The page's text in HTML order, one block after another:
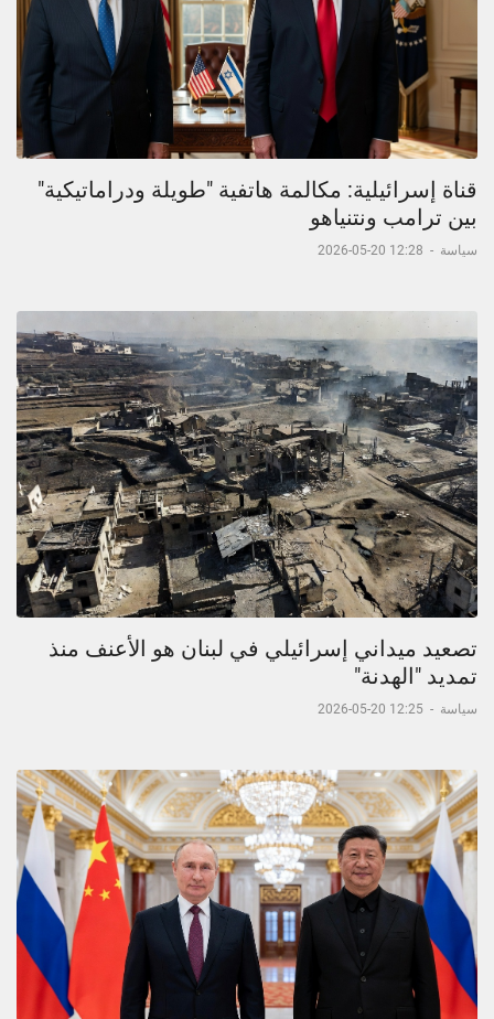
قناة إسرائيلية: مكالمة هاتفية "طويلة ودراماتيكية"
بين ترامب ونتنياهو
سياسة -
12:28 20-05-2026
تصعيد ميداني إسرائيلي في لبنان هو الأعنف منذ
تمديد "الهدنة"
سياسة -
12:25 20-05-2026